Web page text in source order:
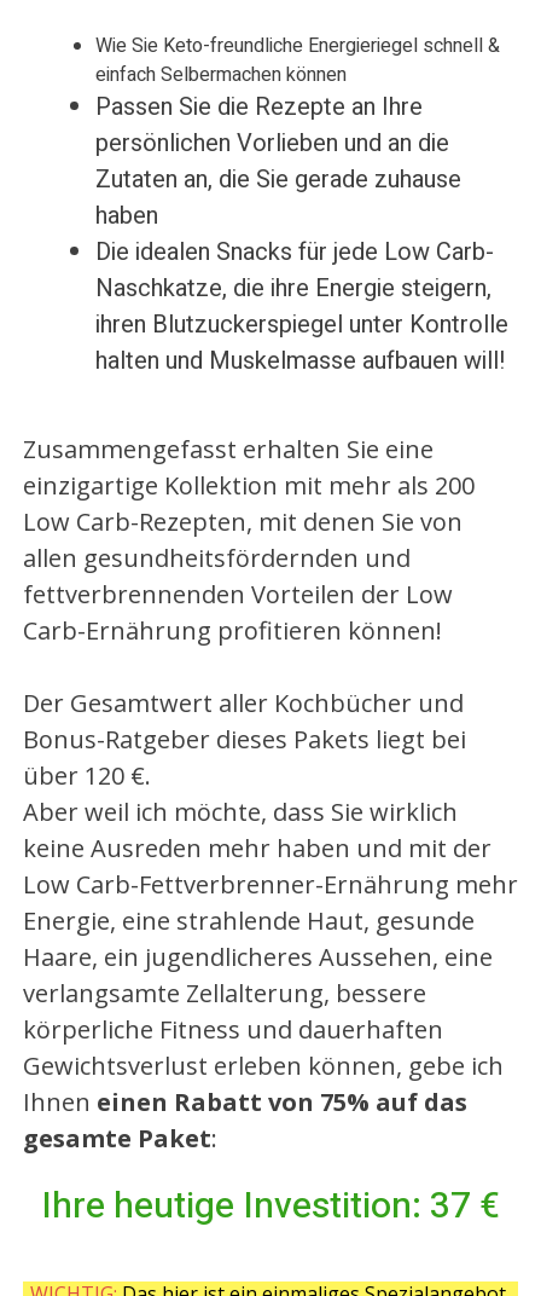
Wie Sie Keto-freundliche Energieriegel schnell &
einfach Selbermachen können
Passen Sie die Rezepte an Ihre
persönlichen Vorlieben und an die
Zutaten an, die Sie gerade zuhause
haben
Die idealen Snacks für jede Low Carb-
Naschkatze, die ihre Energie steigern,
ihren Blutzuckerspiegel unter Kontrolle
halten und Muskelmasse aufbauen will!
Zusammengefasst erhalten Sie eine
einzigartige Kollektion mit mehr als 200
Low Carb-Rezepten, mit denen Sie von
allen gesundheitsfördernden und
fettverbrennenden Vorteilen der Low
Carb-Ernährung profitieren können!
Der Gesamtwert aller Kochbücher und
Bonus-Ratgeber dieses Pakets liegt bei
über 120 €.
Aber weil ich möchte, dass Sie wirklich
keine Ausreden mehr haben und mit der
Low Carb-Fettverbrenner-Ernährung mehr
Energie, eine strahlende Haut, gesunde
Haare, ein jugendlicheres Aussehen, eine
verlangsamte Zellalterung, bessere
körperliche Fitness und dauerhaften
Gewichtsverlust erleben können, gebe ich
Ihnen einen Rabatt von 75% auf das
gesamte Paket:
Ihre heutige Investition: 37 €